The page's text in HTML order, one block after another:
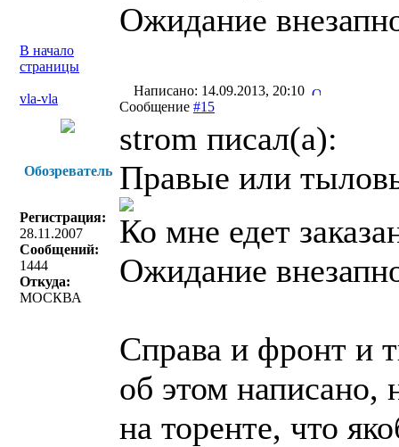
Ожидание
В начало
страницы
vla-vla
Написано: 14.09.2013, 20:10
Сообщение #15
Обозреватель
Регистрация:
28.11.2007
Сообщений:
1444
Откуда:
МОСКВА
strom писал(a):
Правые или
Ко мне едет
Ожидание
Справа и фронт и
об этом написано,
на торенте, что